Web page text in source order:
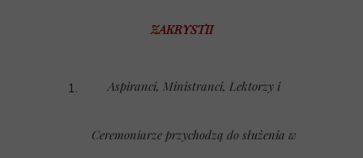
ZAKRYSTII
Aspiranci, Ministranci, Lektorzy i
Ceremoniarze przychodzą do służenia w